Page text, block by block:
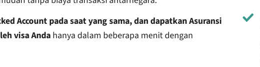
Account pada saat yang sama, dan dapatkan Asuransi
visa Anda hanya dalam beberapa menit dengan